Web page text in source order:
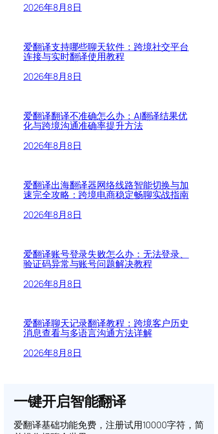
2026年8月8日
爱翻译支持哪些聊天软件：跨境社交平台
连接与实时翻译使用教程
2026年8月8日
爱翻译翻译不准确怎么办：AI翻译结果优
化与跨境沟通准确率提升方法
2026年8月8日
爱翻译出海翻译器网络线路智能切换与加
速完全攻略：跨境电商稳定畅聊实战指南
2026年8月8日
爱翻译账号登录失败怎么办：无法登录、
验证码异常与账号问题解决教程
2026年8月8日
爱翻译聊天记录翻译教程：跨境客户历史
消息查看与多语言沟通方法详解
2026年8月8日
一键开启智能翻译
爱翻译基础功能免费，注册试用10000字符，简